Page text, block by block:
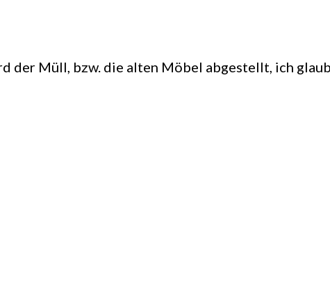
der Müll, bzw. die alten Möbel abgestellt, ich